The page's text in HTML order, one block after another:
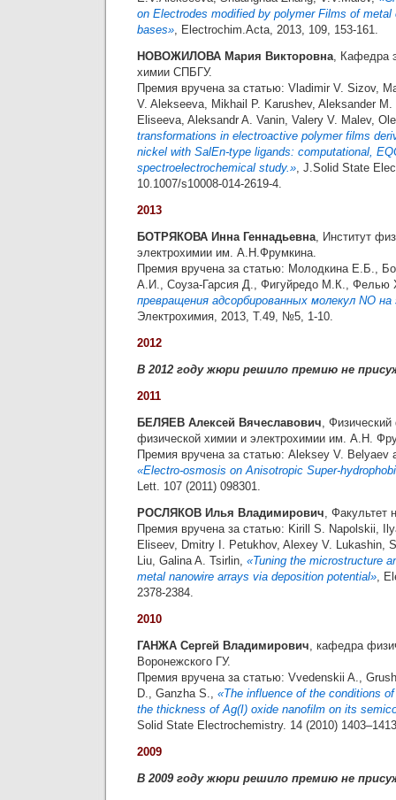
on Electrodes modified by polymer Films of
bases», Electrochim.Acta, 2013, 109, 153-161.
НОВОЖИЛОВА Мария Викторовна, Кафедра
химии СПБГУ.
Премия вручена за статью: Vladimir V. Sizov,
V. Alekseeva, Mikhail P. Karushev, Aleksander
Eliseeva, Aleksandr A. Vanin, Valery V. Malev,
transformations in electroactive polymer films
nickel with SalEn-type ligands: computational,
spectroelectrochemical study.», J.Solid State
10.1007/s10008-014-2619-4.
2013
БОТРЯКОВА Инна Геннадьевна, Институт
электрохимии им. А.Н.Фрумкина.
Премия вручена за статью: Молодкина Е.Б.,
А.И., Соуза-Гарсия Д., Фигуйредо М.К.,
превращения адсорбированных молекул NO на
Электрохимия, 2013, Т.49, №5, 1-10.
2012
В 2012 году жюри решило премию не
2011
БЕЛЯЕВ Алексей Вячеславович, Физический
физической химии и электрохимии им. А.Н.
Премия вручена за статью: Aleksey V. Belyaev
«Electro-osmosis on Anisotropic Super-
Lett. 107 (2011) 098301.
РОСЛЯКОВ Илья Владимирович, Факультет
Премия вручена за статью: Kirill S. Napolskii,
Eliseev, Dmitry I. Petukhov, Alexey V. Lukashin,
Liu, Galina A. Tsirlin, «Tuning the microstructure
metal nanowire arrays via deposition potential»,
2378-2384.
2010
ГАНЖА Сергей Владимирович, кафедра
Воронежского ГУ.
Премия вручена за статью: Vvedenskii A.,
D., Ganzha S., «The influence of the conditions
the thickness of Ag(I) oxide nanofilm on its
Solid State Electrochemistry. 14 (2010)
2009
В 2009 году жюри решило премию не